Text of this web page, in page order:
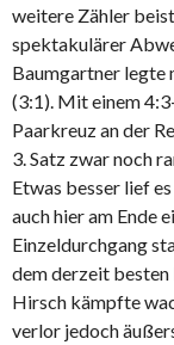
weitere Zähler
spektakulärer
Baumgartner legte
(3:1). Mit einem
Paarkreuz an der
3. Satz zwar noch
Etwas besser lief
auch hier am Ende
Einzeldurchgang
dem derzeit besten
Hirsch kämpfte
verlor jedoch